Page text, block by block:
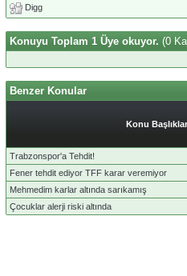
Digg
Konuyu Toplam 1 Üye okuyor. (0
Benzer Konular
Konu
Trabzonspor'a Tehdit!
Fener tehdit ediyor TFF karar veremiyor
Mehmedim karlar altında sarıkamış
Çocuklar alerji riski altında